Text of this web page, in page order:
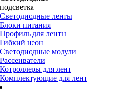
подсветка
Светодиодные ленты
Блоки питания
Профиль для ленты
Гибкий неон
Светодиодные модули
Рассеиватели
Котроллеры для лент
Комплектующие для лент